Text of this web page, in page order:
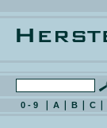
0 - 9 A B C